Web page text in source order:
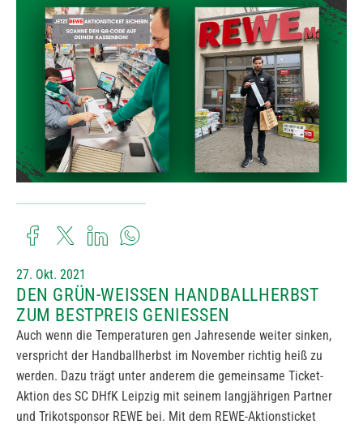
27. Okt. 2021
DEN GRÜN-WEISSEN HANDBALLHERBST Z
UM BESTPREIS GENIESSEN
Auch wenn die Temperaturen gen Jahresende weiter sinken,
verspricht der Handballherbst im November richtig heiß zu
werden. Dazu trägt unter anderem die gemeinsame Ticket-
Aktion des SC DHfK Leipzig mit seinem langjährigen Partner
und Trikotsponsor REWE bei. Mit dem REWE-Aktionsticket